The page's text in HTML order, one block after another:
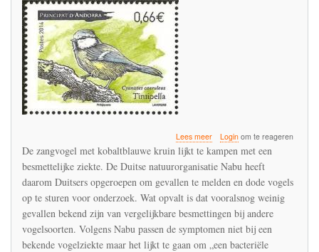
Lees meerover
een
week
zijn
20.000
zieke
of
dode
Loginom te reageren
De zangvogel met kobaltblauwe kruin lijkt te kampen met een
besmettelijke ziekte. De Duitse natuurorganisatie Nabu heeft
daarom Duitsers opgeroepen om gevallen te melden en dode vogels
op te sturen voor onderzoek. Wat opvalt is dat vooralsnog weinig
gevallen bekend zijn van vergelijkbare besmettingen bij andere
vogelsoorten. Volgens Nabu passen de symptomen niet bij een
bekende vogelziekte maar het lijkt te gaan om „een bacteriële